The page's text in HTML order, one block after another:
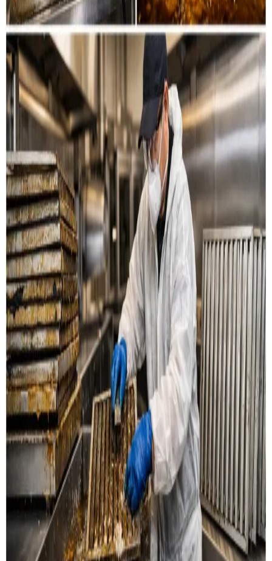
Restaurant & køkken
Rensning af emhætter, fedtkanaler og
udsugningssystemer til restauranter og storkøkkener i
Tarm.
Læs mere